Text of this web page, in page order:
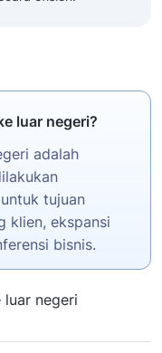
luar negeri?
luar negeri?
adalah
tujuan
klien, ekspansi
bisnis.
luar negeri
luar negeri